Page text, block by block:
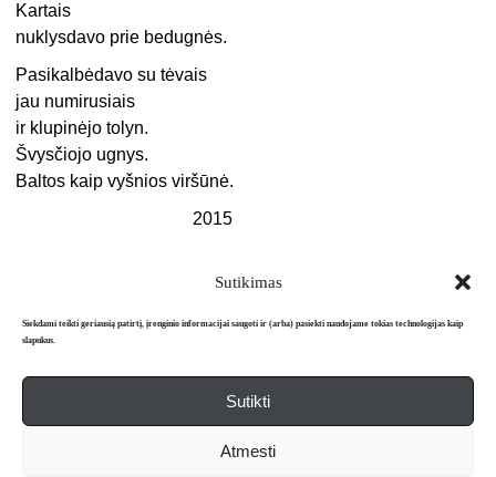
Sutikimas
Siekdami teikti geriausią patirtį, įrenginio informacijai saugoti ir (arba) pasiekti naudojame tokias technologijas kaip
slapukus.
Sutikti
Atmesti
Kartais
nuklysdavo prie bedugnės.
Pasikalbėdavo su tėvais
jau numirusiais
ir klupinėjo tolyn.
Švysčiojo ugnys.
Baltos kaip vyšnios viršūnė.
2015
Apie mus Redakcija Prenumerata